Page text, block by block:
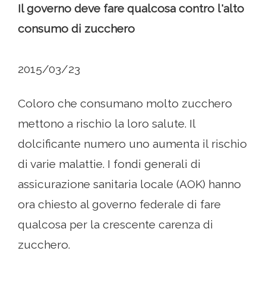
Il governo deve fare qualcosa contro l'alto
consumo di zucchero
2015/03/23
Coloro che consumano molto zucchero
mettono a rischio la loro salute. Il
dolcificante numero uno aumenta il rischio
di varie malattie. I fondi generali di
assicurazione sanitaria locale (AOK) hanno
ora chiesto al governo federale di fare
qualcosa per la crescente carenza di
zucchero.